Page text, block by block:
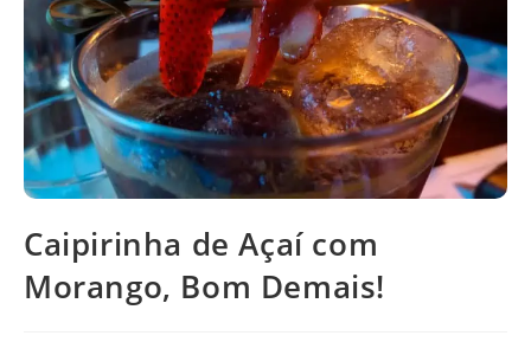
Caipirinha de Açaí com
Morango, Bom Demais!